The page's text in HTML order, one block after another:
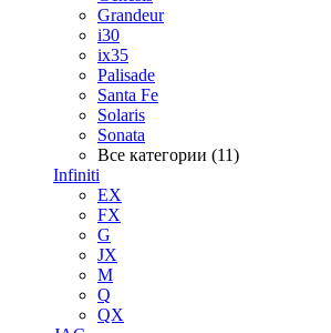
Grandeur
i30
ix35
Palisade
Santa Fe
Solaris
Sonata
Все категории (11)
Infiniti
EX
FX
G
JX
M
Q
QX